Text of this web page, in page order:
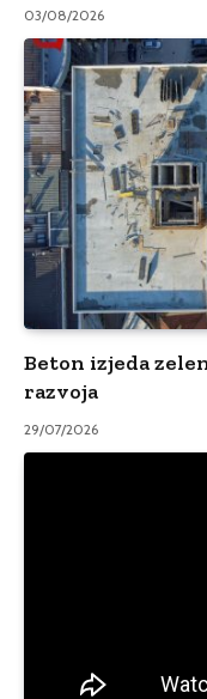
03/08/2026
Beton izjeda
razvoja
29/07/2026